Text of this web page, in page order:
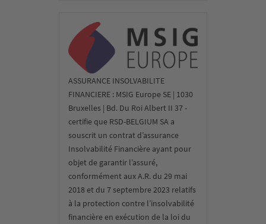
ASSURANCE INSOLVABILITE
FINANCIERE : MSIG Europe SE | 1030
Bruxelles | Bd. Du Roi Albert II 37 -
certifie que RSD-BELGIUM SA a
souscrit un contrat d’assurance
Insolvabilité Financière ayant pour
objet de garantir l’assuré,
conformément aux A.R. du 29 mai
2018 et du 7 septembre 2023 relatifs
à la protection contre l’insolvabilité
financière en exécution de la loi du